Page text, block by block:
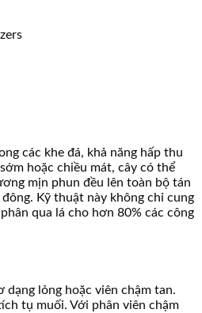
các khe đá, khả năng hấp thu
hoặc chiều mát, cây có thể
mịn phun đều lên toàn bộ tán
Kỹ thuật này không chỉ cung
qua lá cho hơn 80% các công
lỏng hoặc viên chậm tan.
tụ muối. Với phân viên chậm